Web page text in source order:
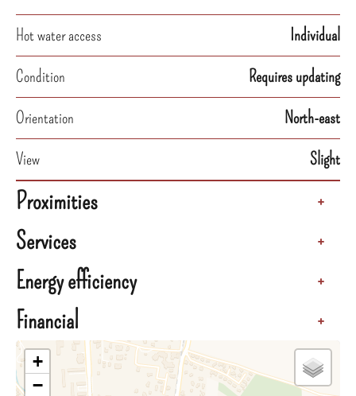
Hot water access
Individual
Condition
Requires updating
Orientation
North-east
View
Slight
Proximities +
Services +
Energy efficiency +
Financial +
+
−